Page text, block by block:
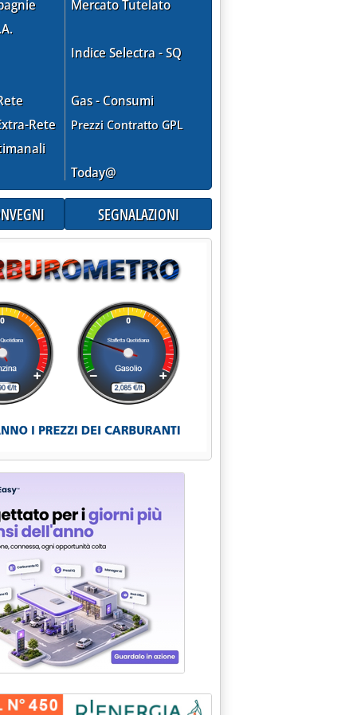
2005 alle 15.44.
. '
MW'
Rete
Mercato Tutelato
Indice Selectra - SQ
Gas - Consumi
Prezzi Contratto GPL
Today@
SEGNALAZIONI